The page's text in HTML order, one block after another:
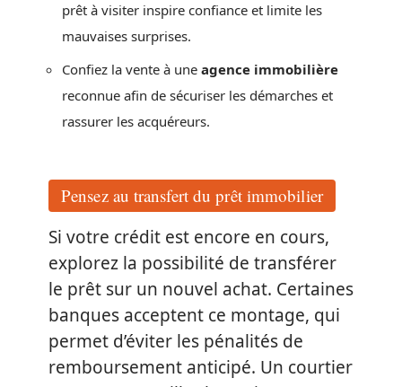
prêt à visiter inspire confiance et limite les
mauvaises surprises.
Confiez la vente à une agence immobilière
reconnue afin de sécuriser les démarches et
rassurer les acquéreurs.
Pensez au transfert du prêt immobilier
Si votre crédit est encore en cours,
explorez la possibilité de transférer
le prêt sur un nouvel achat. Certaines
banques acceptent ce montage, qui
permet d’éviter les pénalités de
remboursement anticipé. Un courtier